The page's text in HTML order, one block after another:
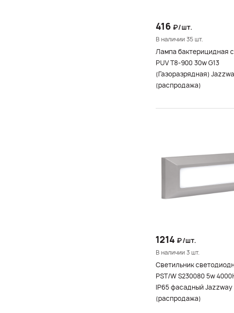
416 ₽/шт.
В наличии 35 шт.
Лампа бактерицидная
PUV T8-900 30w G13
(Газоразрядная)
(распродажа)
1214 ₽/шт.
В наличии 3 шт.
Светильник
PST/W S230080 5w
IP65 фасадный Jazzway
(распродажа)